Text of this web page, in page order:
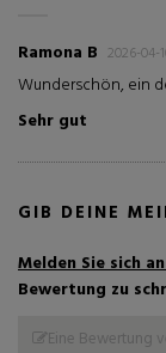
Ramona B 2026-04-
Wunderschön, ein
Sehr gut
GIB DEINE
Melden Sie sich
Bewertung zu
Eine Bewertung